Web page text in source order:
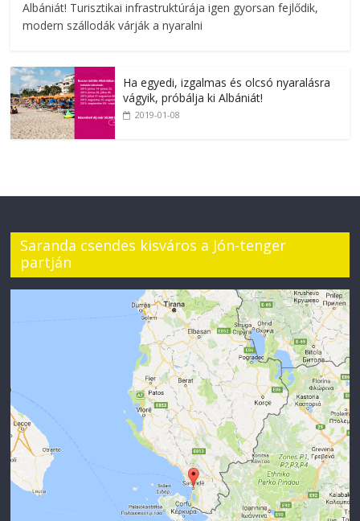
Albániát! Turisztikai infrastruktúrája igen gyorsan fejlődik,
modern szállodák várják a nyaralni
Ha egyedi, izgalmas és olcsó nyaralásra
vágyik, próbálja ki Albániát!
2019-01-08
Saranda csendes kisváros a Jón-tenger
partján